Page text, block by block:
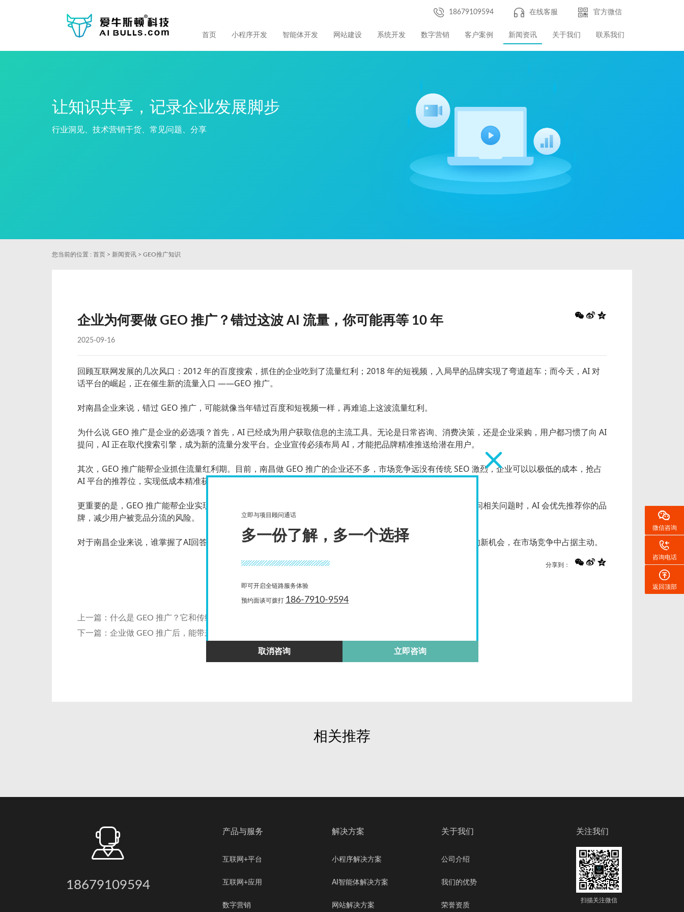
18679109594 在线客服 官方微信
首页 小程序开发 智能体开发 网站建设 系统开发 数字营销 客户案例 新闻资讯 关于我们 联系我们
让知识共享，记录企业发展脚步
行业洞见、技术营销干货、常见问题、分享
您当前的位置 : 首页 > 新闻资讯 > GEO推广知识
企业为何要做 GEO 推广？错过这波 AI 流量，你可能再等 10 年
2025-09-16
回顾互联网发展的几次风口：2012 年的百度搜索，抓住的企业吃到了流量红利；2018 年的短视频，入局早的品牌实现了弯道超车；而今天，AI 对
话平台的崛起，正在催生新的流量入口 ——GEO 推广。
对南昌企业来说，错过 GEO 推广，可能就像当年错过百度和短视频一样，再难追上这波流量红利。
为什么说 GEO 推广是企业的必选项？首先，AI 已经成为用户获取信息的主流工具。无论是日常咨询、消费决策，还是企业采购，用户都习惯了向 AI
提问，AI 正在取代搜索引擎，成为新的流量分发平台。企业宣传必须布局 AI，才能把品牌精准推送给潜在用户。
其次，GEO 推广能帮企业抓住流量红利期。目前，南昌做 GEO 推广的企业还不多，市场竞争远没有传统 SEO 激烈，企业可以以极低的成本，抢占
AI 平台的推荐位，实现低成本精准获客。
更重要的是，GEO 推广能帮企业实现竞品压制。率先进入 AI 推广渠道的品牌，会优先占据用户心智，当用户提问相关问题时，AI 会优先推荐你的品
牌，减少用户被竞品分流的风险。
对于南昌企业来说，谁掌握了AI回答的入口，谁就掌握了流量。抓住 GEO 推广的风口，就是抓住了南昌AI获客的新机会，在市场竞争中占据主动。
分享到：
上一篇： 什么是 GEO 推广？它和传统 SEO 有什么本质区别？
下一篇： 企业做 GEO 推广后，能带来哪些实实在在的好处？
相关推荐
立即与项目顾问通话
多一份了解，多一个选择
即可开启全链路服务体验
预约面谈可拨打 186-7910-9594
取消咨询 立即咨询
18679109594
产品与服务
互联网+平台
互联网+应用
数字营销
解决方案
小程序解决方案
AI智能体解决方案
网站解决方案
关于我们
公司介绍
我们的优势
荣誉资质
关注我们
扫描关注微信
微信咨询
咨询电话
返回顶部